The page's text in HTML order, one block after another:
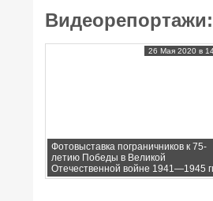
Видеорепортажи:
Фотовыставка пограничников к 75-
летию Победы в Великой
Отечественной войне 1941—1945
26 Мая 2020 в